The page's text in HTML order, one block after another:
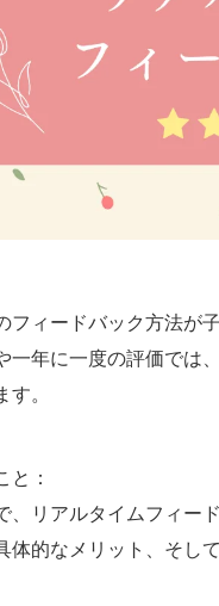
フィードバック方法が
一年に一度の評価では
。
と：
、リアルタイムフィー
体的なメリット、そし